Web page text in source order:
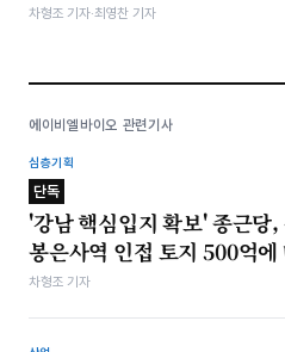
차형조 기자·최영찬 기자
에이비엘바이오 관련기사
심층기획
단독
'강남 핵심입지 확보' 종근당
봉은사역 인접 토지 500억에
차형조 기자